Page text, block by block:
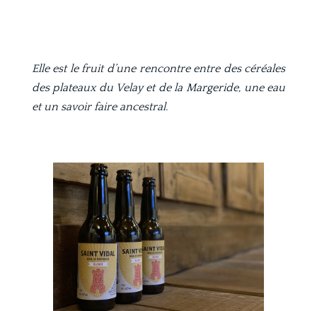
Elle est le fruit d’une rencontre entre des céréales
des plateaux du Velay et de la Margeride, une eau
et un savoir faire ancestral.